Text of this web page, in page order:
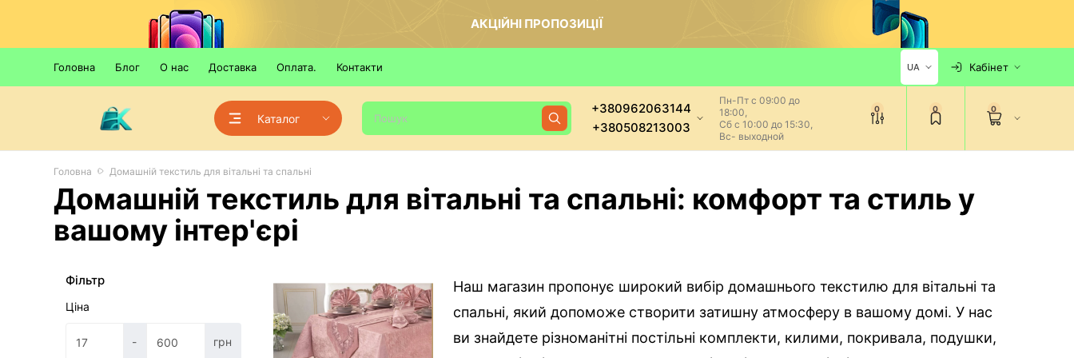
АКЦІЙНІ ПРОПОЗИЦІЇ
Головна Блог О нас Доставка Оплата. Контакти UA Кабінет
Каталог
+380962063144
+380508213003
Пн-Пт с 09:00 до
18:00,
Сб с 10:00 до 15:30,
Вс- выходной
0 0 0
Головна Домашній текстиль для вітальні та спальні
Домашній текстиль для вітальні та спальні: комфорт та стиль у
вашому інтер'єрі
Фільтр
Ціна
- грн
Наш магазин пропонує широкий вибір домашнього текстилю для вітальні та
спальні, який допоможе створити затишну атмосферу в вашому домі. У нас
ви знайдете різноманітні постільні комплекти, килими, покривала, подушки,